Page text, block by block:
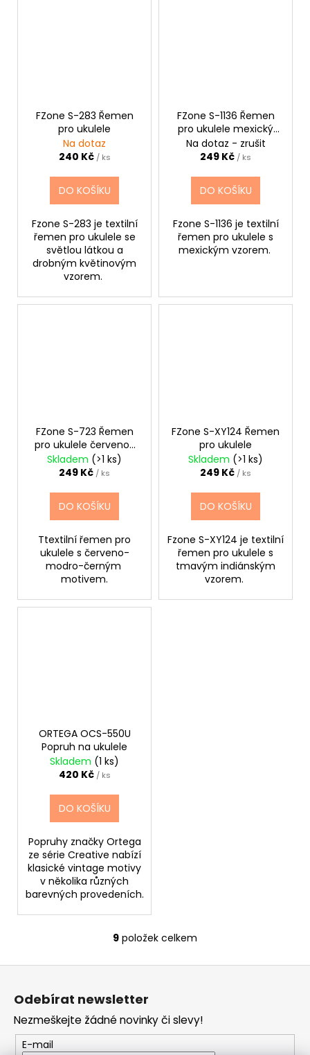
FZone S-283 Řemen
pro ukulele
Na dotaz
240 Kč / ks
DO KOŠÍKU
Fzone S-283 je textilní
řemen pro ukulele se
světlou látkou a
drobným květinovým
vzorem.
FZone S-1136 Řemen
pro ukulele mexický
vzor
Na dotaz - zrušit
249 Kč / ks
DO KOŠÍKU
Fzone S-1136 je textilní
řemen pro ukulele s
mexickým vzorem.
FZone S-723 Řemen
pro ukulele červeno-
modro-černý
Skladem (>1 ks)
249 Kč / ks
DO KOŠÍKU
Ttextilní řemen pro
ukulele s červeno-
modro-černým
motivem.
FZone S-XY124 Řemen
pro ukulele
Skladem (>1 ks)
249 Kč / ks
DO KOŠÍKU
Fzone S-XY124 je textilní
řemen pro ukulele s
tmavým indiánským
vzorem.
ORTEGA OCS-550U
Popruh na ukulele
Skladem (1 ks)
420 Kč / ks
DO KOŠÍKU
Popruhy značky Ortega
ze série Creative nabízí
klasické vintage motivy
v několika různých
barevných provedeních.
O
v
a
c
9 položek celkem
Odebírat newsletter
Nezmeškejte žádné novinky či slevy!
E-mail